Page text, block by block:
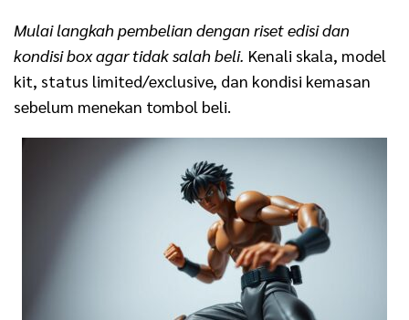
Mulai langkah pembelian dengan riset edisi dan
kondisi box agar tidak salah beli. Kenali skala, model
kit, status limited/exclusive, dan kondisi kemasan
sebelum menekan tombol beli.